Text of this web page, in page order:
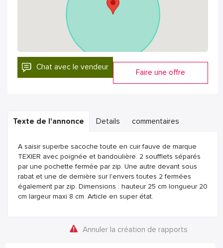
Chat avec le vendeur
Faire une offre
Texte de l'annonce Details commentaires
A saisir superbe sacoche toute en cuir fauve de marque
TEXIER avec poignée et bandoulière. 2 soufflets séparés
par une pochette fermée par zip. Une autre devant sous
rabat et une de dernière sur l'envers toutes 2 fermées
également par zip. Dimensions : hauteur 25 cm longueur 20
cm largeur maxi 8 cm. Article en super état.
Annuler la création de rapports